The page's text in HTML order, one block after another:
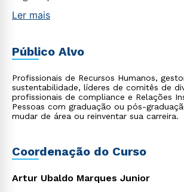
Ler mais
Público Alvo
Profissionais de Recursos Humanos,
sustentabilidade, líderes de comitês de
profissionais de compliance e Relações
Pessoas com graduação ou pós-
mudar de área ou reinventar sua carreira.
Coordenação do Curso
Artur Ubaldo Marques Junior